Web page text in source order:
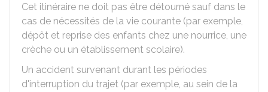
Cet itinéraire ne doit pas être détourné sauf dans le
cas de nécessités de la vie courante (par exemple,
dépôt et reprise des enfants chez une nourrice, une
crèche ou un établissement scolaire).
Un accident survenant durant les périodes
d'interruption du trajet (par exemple, au sein de la